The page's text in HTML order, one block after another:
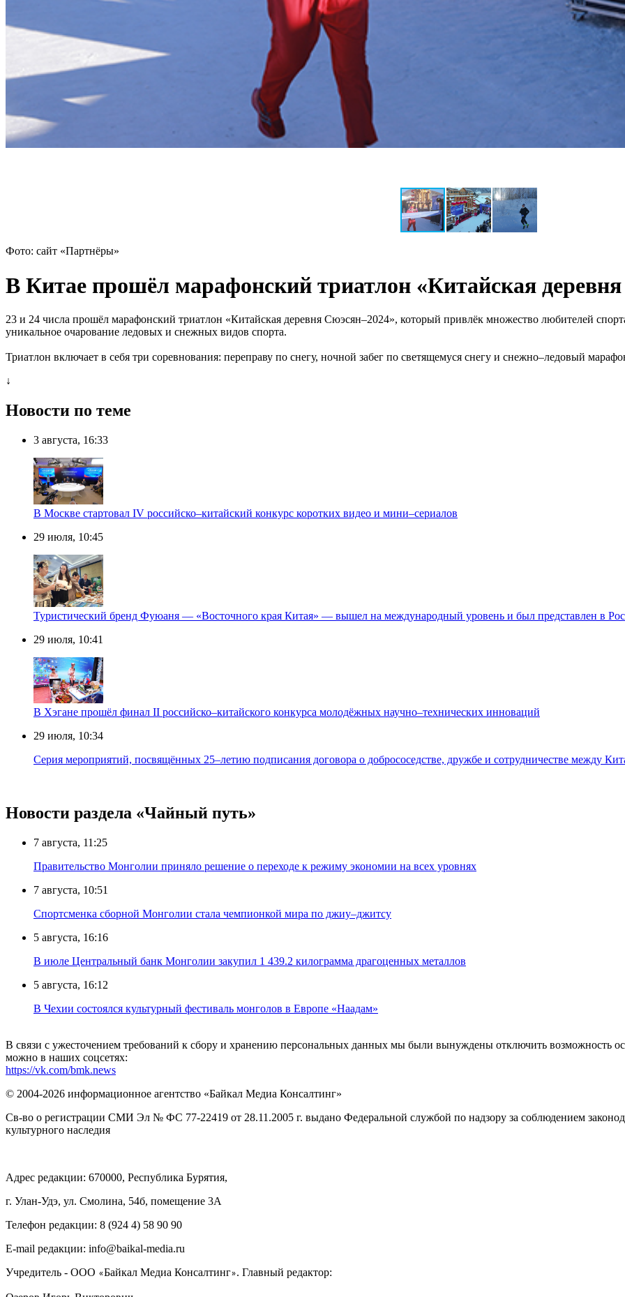
Фото: сайт «Партнёры»
В Китае прошёл марафонский триатлон «Китайская
23 и 24 числа прошёл марафонский триатлон «Китайская деревня Сюэсян–2024», который привлёк множество любителей
уникальное очарование ледовых и снежных видов спорта.
Триатлон включает в себя три соревнования: переправу по снегу, ночной забег по светящемуся снегу и снежно–ледовый
↓
Новости по теме
3 августа, 16:33
В Москве стартовал IV российско–китайский конкурс коротких видео и мини–сериалов
29 июля, 10:45
Туристический бренд Фуюаня — «Восточного края Китая» — вышел на международный уровень и был представлен в
29 июля, 10:41
В Хэгане прошёл финал II российско–китайского конкурса молодёжных научно–технических инноваций
29 июля, 10:34
Серия мероприятий, посвящённых 25–летию подписания договора о добрососедстве, дружбе и сотрудничестве между
Новости раздела «Чайный путь»
7 августа, 11:25
Правительство Монголии приняло решение о переходе к режиму экономии на всех уровнях
7 августа, 10:51
Спортсменка сборной Монголии стала чемпионкой мира по джиу–джитсу
5 августа, 16:16
В июле Центральный банк Монголии закупил 1 439.2 килограмма драгоценных металлов
5 августа, 16:12
В Чехии состоялся культурный фестиваль монголов в Европе «Наадам»
В связи с ужесточением требований к сбору и хранению персональных данных мы были вынуждены отключить возможность
можно в наших соцсетях:
https://vk.com/bmk.news
© 2004-2026 информационное агентство «Байкал Медиа Консалтинг»
Св-во о регистрации СМИ Эл № ФС 77-22419 от 28.11.2005 г. выдано Федеральной службой по надзору за соблюдением
культурного наследия
Адрес редакции: 670000, Республика Бурятия,
г. Улан-Удэ, ул. Смолина, 54б, помещение 3А
Телефон редакции: ‎‎8 (924 4) 58 90 90
E-mail редакции: info@baikal-media.ru
Учредитель - ООО «Байкал Медиа Консалтинг». Главный редактор: